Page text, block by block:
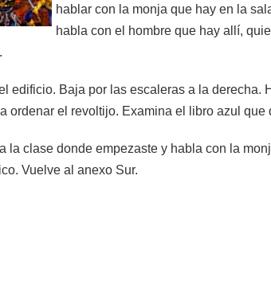
hablar con la monja que hay en la
habla con el hombre que hay allí,
edificio. Baja por las escaleras a la derecha.
ordenar el revoltijo. Examina el libro azul que
la clase donde empezaste y habla con la
Vuelve al anexo Sur.